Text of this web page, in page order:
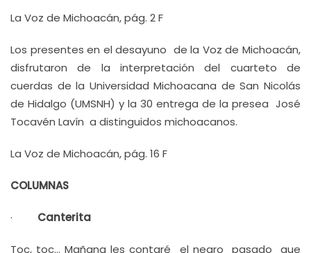
La Voz de Michoacán, pág. 2 F
Los presentes en el desayuno de la Voz de Michoacán,
disfrutaron de la interpretación del cuarteto de
cuerdas de la Universidad Michoacana de San Nicolás
de Hidalgo (UMSNH) y la 30 entrega de la presea José
Tocavén Lavín a distinguidos michoacanos.
La Voz de Michoacán, pág. 16 F
COLUMNAS
· Canterita
Toc, toc… Mañana les contaré el negro pasado que